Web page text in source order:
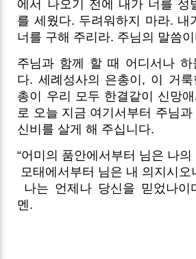
에서 나오기 전에 내가 너를 성
를 세웠다. 두려워하지 마라. 내
너를 구해 주리라. 주님의 말씀이
주님과 함께 할 때 어디서나 하
다. 세례성사의 은총이, 이 거
총이 우리 모두 한결같이 신망
로 오늘 지금 여기서부터 주님
신비를 살게 해 주십니다.
“어미의 품안에서부터 님은 나의
모태에서부터 님은 내 의지시오
나는 언제나 당신을 믿었나이
멘.